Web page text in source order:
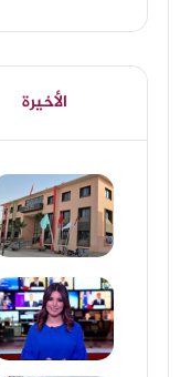
الأخيرة